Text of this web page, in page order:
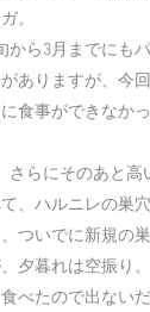
。
から3月までにも
ありますが、今
食事ができなか
さらにそのあと
、ハルニレの巣穴
ついでに新規の
夕暮れは空振り
べたので出ない